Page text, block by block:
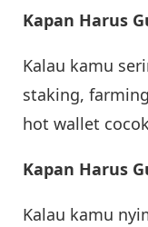
Kapan Harus
Kalau kamu
staking,
hot wallet
Kapan Harus
Kalau kamu